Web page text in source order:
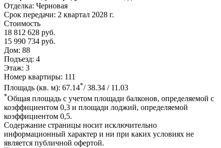
Отделка: Черновая
Срок передачи: 2 квартал 2028 г.
Стоимость
18 812 628 руб.
15 990 734 руб.
Дом: 88
Подъезд: 4
Этаж: 3
Номер квартиры: 111
Площадь (кв. м): 67.14*/ 38.34 / 11.03
*Общая площадь с учетом площади балконов, определяемой с
коэффициентом 0,3 и площади лоджий, определяемой
коэффициентом 0,5.
Содержание страницы носит исключительно
информационный характер и ни при каких условиях не
является публичной офертой.